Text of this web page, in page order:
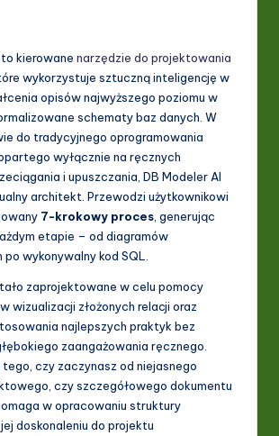
kierowane narzędzie do projektowania
wykorzystuje sztuczną inteligencję w
opisów najwyższego poziomu w
schematy baz danych. W
do tradycyjnego oprogramowania
wyłącznie na ręcznych
i upuszczania, DB Modeler AI
architekt. Przewodzi użytkownikowi
7-krokowy proces , generując
etapie – od diagramów
wykonywalny kod SQL.
zaprojektowane w celu pomocy
wizualizacji złożonych relacji oraz
najlepszych praktyk bez
zaangażowania ręcznego.
tego, czy zaczynasz od niejasnego
czy szczegółowego dokumentu
w opracowaniu struktury
doskonaleniu do projektu